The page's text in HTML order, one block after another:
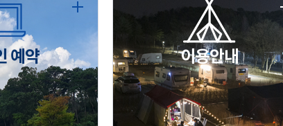
2026년 5월 캠핑장 안점 점검의 날 변경 안내
캠핑장(9월1일~6일) 미운영 공지
예약 이용안내